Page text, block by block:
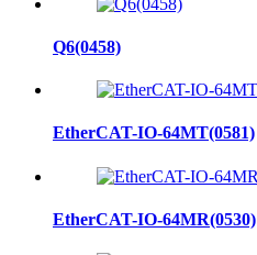
Q6(0458)
EtherCAT-IO-64MT(0581)
EtherCAT-IO-64MR(0530)